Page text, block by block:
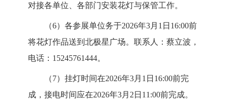
对接各单位、各部门安装花灯与保管工作。
（6）各参展单位务于2026年3月1日16:00前
将花灯作品送到北极星广场。联系人：蔡立波，
电话：15245761444。
（7）挂灯时间在2026年3月1日16:00前完
成，接电时间应在2026年3月2日11:00前完成。